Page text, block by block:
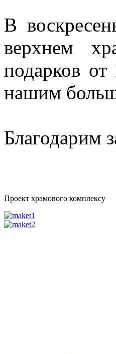
В
верхнем
подарков
нашим
Благодарим
Проект храмового комплексу